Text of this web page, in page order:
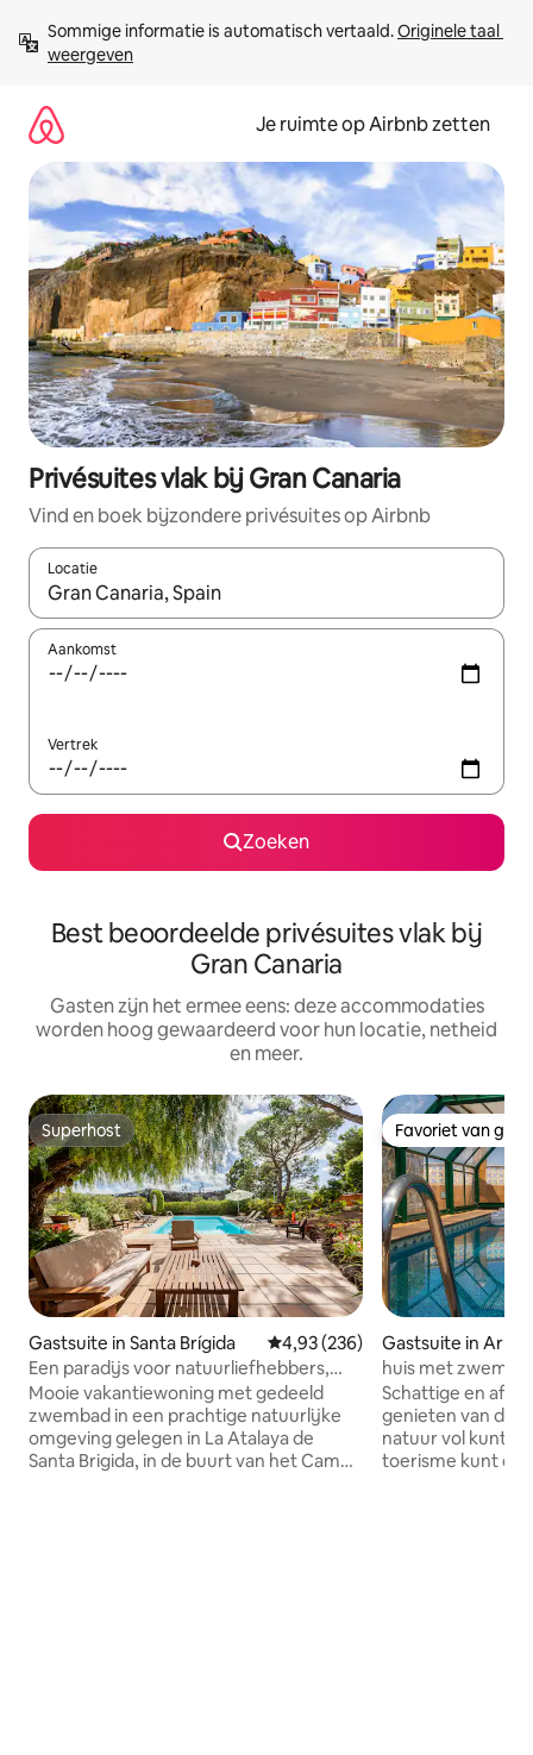
direct
naar
Sommige informatie is automatisch vertaald. Originele taal
weergeven
Je ruimte op Airbnb zetten
Privésuites vlak bij Gran Canaria
Vind en boek bijzondere privésuites op Airbnb
Locatie
Wanneer er suggesties beschikbaar zijn, maak je een keuze
Aankomst
Vertrek
Zoeken
Best beoordeelde privésuites vlak bij
Gran Canaria
Gasten zijn het ermee eens: deze accommodaties
worden hoog gewaardeerd voor hun locatie, netheid
en meer.
Superhost
Superhost
Gastsuite in Santa Brígida Gemiddelde beoordeling van
4,93 (236)
Een paradijs voor natuurliefhebbers,
Roquete A
Mooie vakantiewoning met gedeeld
zwembad in een prachtige natuurlijke
omgeving gelegen in La Atalaya de
Santa Brigida, in de buurt van het Campo
Favoriet van
Favoriet van
Gastsuite in
huis met
Schattige en
genieten van de
natuur vol kunt
toerisme kunt